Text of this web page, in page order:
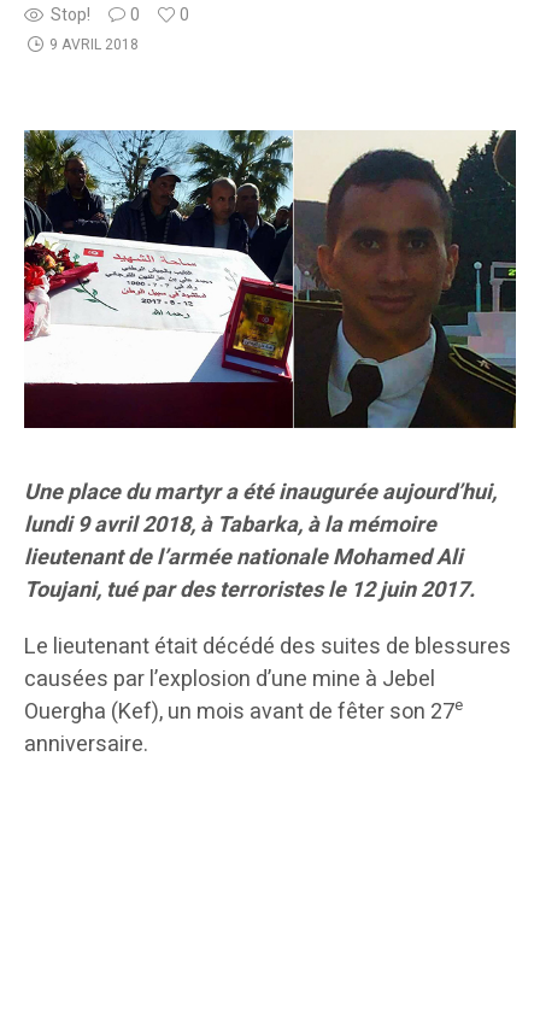
Stop! 0 0
9 AVRIL 2018
Une place du martyr a été inaugurée aujourd’hui,
lundi 9 avril 2018, à Tabarka, à la mémoire
lieutenant de l’armée nationale Mohamed Ali
Toujani, tué par des terroristes le 12 juin 2017.
Le lieutenant était décédé des suites de blessures
causées par l’explosion d’une mine à Jebel
Ouergha (Kef), un mois avant de fêter son 27e
anniversaire.